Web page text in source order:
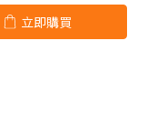
立即購買